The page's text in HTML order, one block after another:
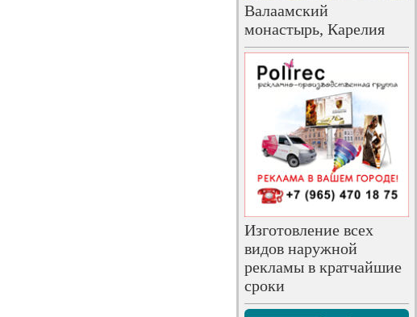
Валаамский
монастырь, Карелия
Изготовление всех
видов наружной
рекламы в кратчайшие
сроки